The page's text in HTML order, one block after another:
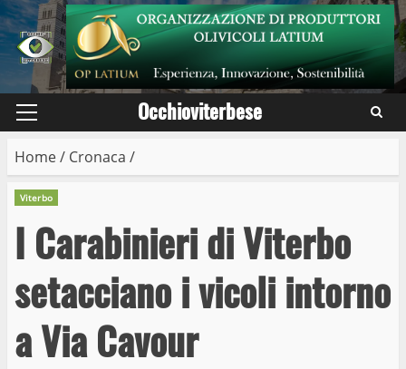
Skip
to
content
Primary
Occhioviterbese
Home/ Cronaca /
Viterbo
I Carabinieri di Viterbo
setacciano i vicoli intorno
a Via Cavour